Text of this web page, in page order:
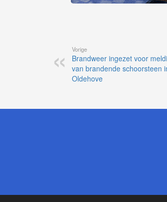
Vorige
Brandweer ingezet voor
van brandende schoorsteen
Oldehove